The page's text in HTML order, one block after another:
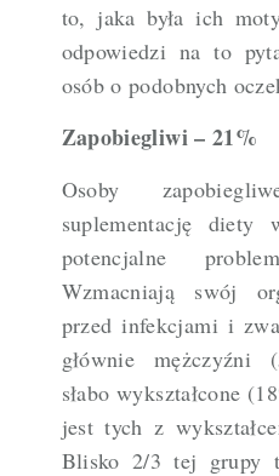
to, jaka była ich
odpowiedzi na to
osób o podobnych
Zapobiegliwi – 21%
Osoby
suplementację diety
potencjalne
Wzmacniają swój
przed infekcjami i
głównie mężczyźni
słabo wykształcone
jest tych z
Blisko 2/3 tej grupy